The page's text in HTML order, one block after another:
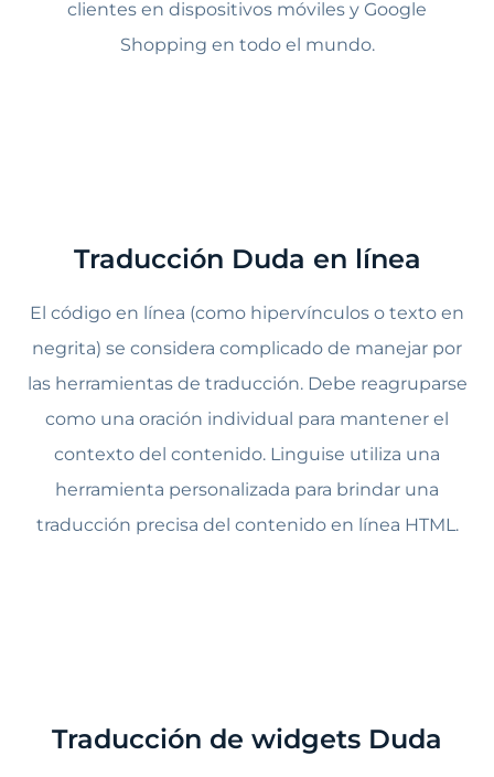
clientes en dispositivos móviles y Google
Shopping en todo el mundo.
Traducción Duda en línea
El código en línea (como hipervínculos o texto en
negrita) se considera complicado de manejar por
las herramientas de traducción. Debe reagruparse
como una oración individual para mantener el
contexto del contenido. Linguise utiliza una
herramienta personalizada para brindar una
traducción precisa del contenido en línea HTML.
Traducción de widgets Duda